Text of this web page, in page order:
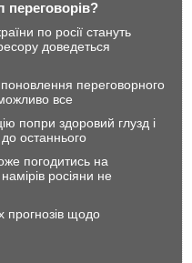
переговорів?
по росії стануть
доведеться
переговорного
все
попри здоровий глузд і
останнього
погодитись на
росіяни не
щодо